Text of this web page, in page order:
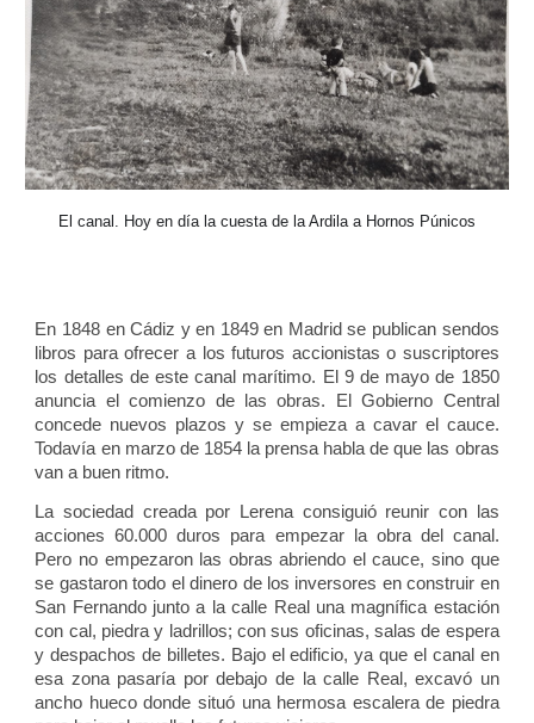
El canal. Hoy en día la cuesta de la Ardila a Hornos Púnicos
En 1848 en Cádiz y en 1849 en Madrid se publican sendos
libros para ofrecer a los futuros accionistas o suscriptores
los detalles de este canal marítimo. El 9 de mayo de 1850
anuncia el comienzo de las obras. El Gobierno Central
concede nuevos plazos y se empieza a cavar el cauce.
Todavía en marzo de 1854 la prensa habla de que las obras
van a buen ritmo.
La sociedad creada por Lerena consiguió reunir con las
acciones 60.000 duros para empezar la obra del canal.
Pero no empezaron las obras abriendo el cauce, sino que
se gastaron todo el dinero de los inversores en construir en
San Fernando junto a la calle Real una magnífica estación
con cal, piedra y ladrillos; con sus oficinas, salas de espera
y despachos de billetes. Bajo el edificio, ya que el canal en
esa zona pasaría por debajo de la calle Real, excavó un
ancho hueco donde situó una hermosa escalera de piedra